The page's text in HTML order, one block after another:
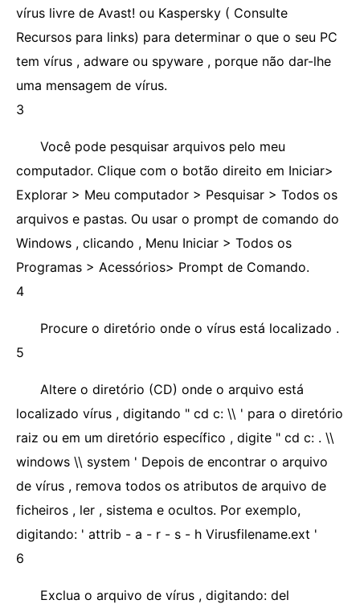
vírus livre de Avast! ou Kaspersky ( Consulte
Recursos para links) para determinar o que o seu PC
tem vírus , adware ou spyware , porque não dar-lhe
uma mensagem de vírus.
3
Você pode pesquisar arquivos pelo meu
computador. Clique com o botão direito em Iniciar>
Explorar > Meu computador > Pesquisar > Todos os
arquivos e pastas. Ou usar o prompt de comando do
Windows , clicando , Menu Iniciar > Todos os
Programas > Acessórios> Prompt de Comando.
4
Procure o diretório onde o vírus está localizado .
5
Altere o diretório (CD) onde o arquivo está
localizado vírus , digitando " cd c: \\ ' para o diretório
raiz ou em um diretório específico , digite " cd c: . \\
windows \\ system ' Depois de encontrar o arquivo
de vírus , remova todos os atributos de arquivo de
ficheiros , ler , sistema e ocultos. Por exemplo,
digitando: ' attrib - a - r - s - h Virusfilename.ext '
6
Exclua o arquivo de vírus , digitando: del